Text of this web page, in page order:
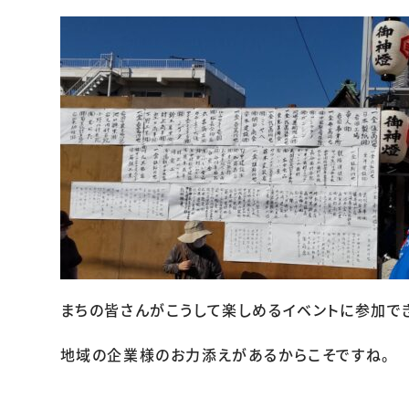
まちの皆さんがこうして楽しめるイベントに参加で
地域の企業様のお力添えがあるからこそですね。